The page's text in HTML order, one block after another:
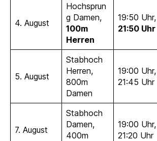
4. August
Hochsprun
g Damen,
100m
Herren
19:50 Uhr,
21:50 Uhr
5. August
Stabhoch
Herren,
800m
Damen
19:00 Uhr,
21:45 Uhr
7. August
Stabhoch
Damen,
400m
19:00 Uhr,
21:20 Uhr